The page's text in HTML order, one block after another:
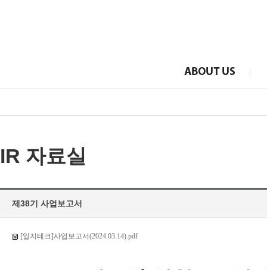
IR 자료실
제38기 사업보고서
[일지테크]사업보고서(2024.03.14).pdf